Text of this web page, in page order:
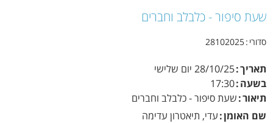
שעת סיפור - כלבלב וחברים
סדורי 28102025
תאריך 28/10/25 יום שלישי
בשעה 17:30
תיאור שעת סיפור - כלבלב וחברים
שם האומן עדי, תיאטרון עדימה